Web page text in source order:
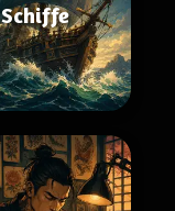
Schiffe